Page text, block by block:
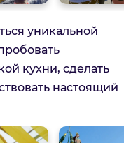
уникальной
кухни, сделать
настоящий
и Версаль
выходные и